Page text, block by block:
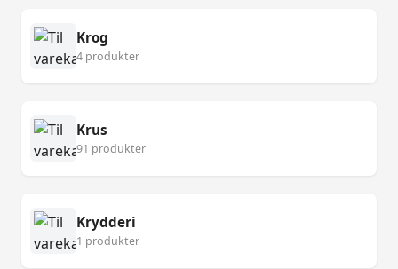
Krog
4 produkter
Krus
91 produkter
Krydderi
1 produkter